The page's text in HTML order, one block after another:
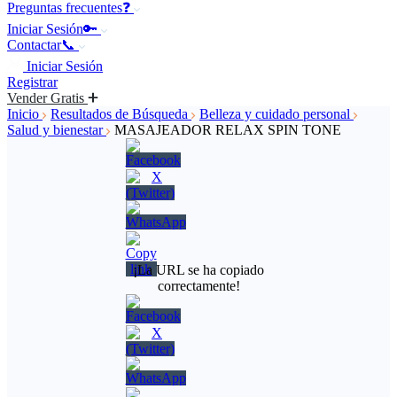
Preguntas frecuentes❓
Iniciar Sesión🔑
Contactar📞
Iniciar Sesión
Registrar
Vender Gratis
Inicio
Resultados de Búsqueda
Belleza y cuidado personal
Salud y bienestar
MASAJEADOR RELAX SPIN TONE
¡La URL se ha copiado
correctamente!